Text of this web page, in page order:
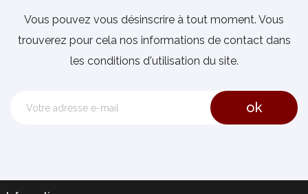
Vous pouvez vous désinscrire à tout moment. Vous
trouverez pour cela nos informations de contact dans
les conditions d'utilisation du site.